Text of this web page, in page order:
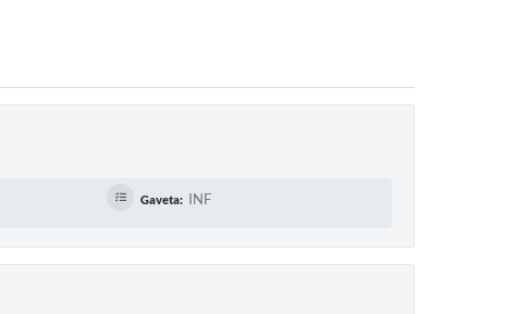
Gaveta: INF